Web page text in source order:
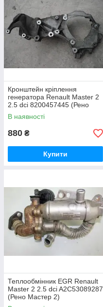
Кронштейн кріплення
генератора Renault Master 2
2.5 dci 8200457445 (Рено
Мастер 2)
В наявності
880 ₴
Купити
Теплообмінник EGR Renault
Master 2 2.5 dci A2C53089287
(Рено Мастер 2)